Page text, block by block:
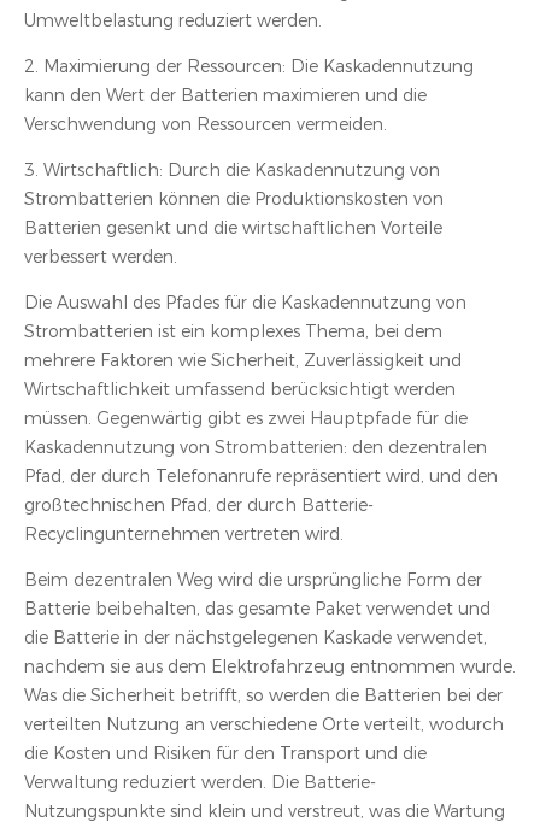
Umweltbelastung reduziert werden.
2. Maximierung der Ressourcen: Die Kaskadennutzung
kann den Wert der Batterien maximieren und die
Verschwendung von Ressourcen vermeiden.
3. Wirtschaftlich: Durch die Kaskadennutzung von
Strombatterien können die Produktionskosten von
Batterien gesenkt und die wirtschaftlichen Vorteile
verbessert werden.
Die Auswahl des Pfades für die Kaskadennutzung von
Strombatterien ist ein komplexes Thema, bei dem
mehrere Faktoren wie Sicherheit, Zuverlässigkeit und
Wirtschaftlichkeit umfassend berücksichtigt werden
müssen. Gegenwärtig gibt es zwei Hauptpfade für die
Kaskadennutzung von Strombatterien: den dezentralen
Pfad, der durch Telefonanrufe repräsentiert wird, und den
großtechnischen Pfad, der durch Batterie-
Recyclingunternehmen vertreten wird.
Beim dezentralen Weg wird die ursprüngliche Form der
Batterie beibehalten, das gesamte Paket verwendet und
die Batterie in der nächstgelegenen Kaskade verwendet,
nachdem sie aus dem Elektrofahrzeug entnommen wurde.
Was die Sicherheit betrifft, so werden die Batterien bei der
verteilten Nutzung an verschiedene Orte verteilt, wodurch
die Kosten und Risiken für den Transport und die
Verwaltung reduziert werden. Die Batterie-
Nutzungspunkte sind klein und verstreut, was die Wartung